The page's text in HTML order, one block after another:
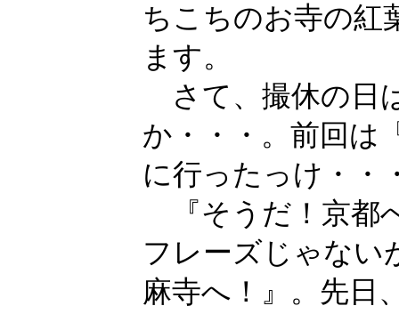
ちこちのお寺の紅
ます。
さて、撮休の日
か・・・。前回は
に行ったっけ・・
『そうだ！京都
フレーズじゃない
麻寺へ！』。先日